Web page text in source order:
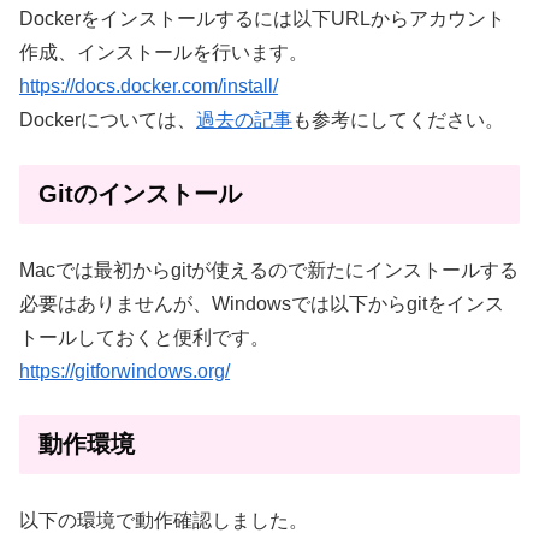
Dockerをインストールするには以下URLからアカウント
作成、インストールを行います。
https://docs.docker.com/install/
Dockerについては、 過去の記事も参考にしてください。
Gitのインストール
Macでは最初からgitが使えるので新たにインストールする
必要はありませんが、Windowsでは以下からgitをインス
トールしておくと便利です。
https://gitforwindows.org/
動作環境
以下の環境で動作確認しました。